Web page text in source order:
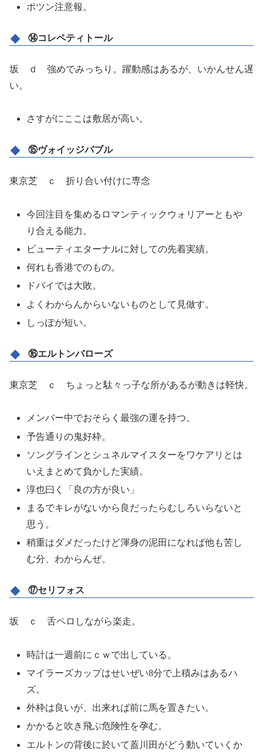
ポツン注意報。
⑭コレペティトール
坂 ｄ 強めでみっちり。躍動感はあるが、いかんせん遅
い。
さすがにここは敷居が高い。
⑮ヴォイッジバブル
東京芝 ｃ 折り合い付けに専念
今回注目を集めるロマンティックウォリアーともや
り合える能力。
ビューティエターナルに対しての先着実績。
何れも香港でのもの。
ドバイでは大敗。
よくわからんからいないものとして見做す。
しっぽが短い。
⑯エルトンバローズ
東京芝 ｃ ちょっと駄々っ子な所があるが動きは軽快。
メンバー中でおそらく最強の運を持つ。
予告通りの鬼好枠。
ソングラインとシュネルマイスターをワケアリとは
いえまとめて負かした実績。
淳也曰く「良の方が良い」
まるでキレがないから良だったらむしろいらないと
思う。
稍重はダメだったけど渾身の泥田になれば他も苦し
む分、わからんぜ。
⑰セリフォス
坂 ｃ 舌ペロしながら楽走。
時計は一週前にｃｗで出している。
マイラーズカップはせいぜい8分で上積みはあるハ
ズ。
外枠は良いが、出来れば前に馬を置きたい。
かかると吹き飛ぶ危険性を孕む。
エルトンの背後に於いて蓋川田がどう動いていくか